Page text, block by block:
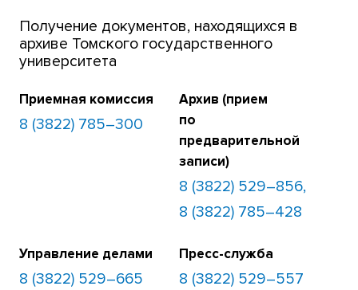
Получение документов, находящихся в
архиве Томского государственного
университета
Приемная комиссия
8 (3822) 785–300
Архив (прием
по
предварительной
записи)
8 (3822) 529–856,
8 (3822) 785–428
Управление делами
8 (3822) 529–665
Пресс-служба
8 (3822) 529–557